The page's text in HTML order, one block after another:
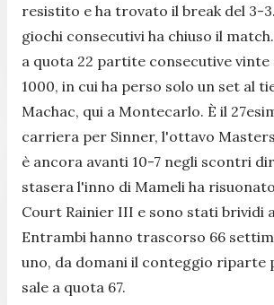
resistito e ha trovato il break del 3-
giochi consecutivi ha chiuso il
a quota 22 partite consecutive vinte
1000, in cui ha perso solo un set al
Machac, qui a Montecarlo. È il
carriera per Sinner, l'ottavo
è ancora avanti 10-7 negli scontri
stasera l'inno di Mameli ha
Court Rainier III e sono stati brividi
Entrambi hanno trascorso 66
uno, da domani il conteggio riparte
sale a quota 67.